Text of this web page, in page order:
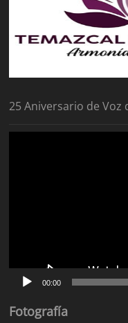
25 Aniversario de Voz
00:00
Fotografía